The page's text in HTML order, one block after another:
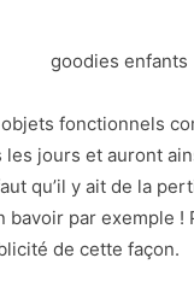
fonctionnels
jours et auront
qu’il y ait de la
par exemple !
de cette façon.